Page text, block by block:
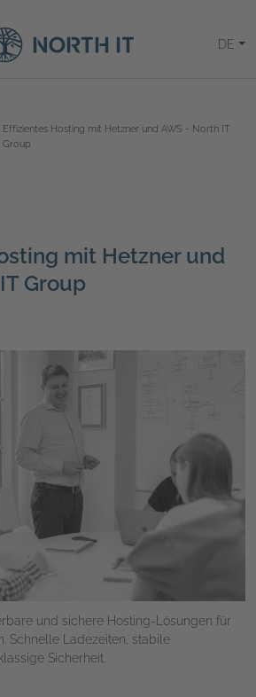
DE
Effizientes Hosting mit Hetzner und AWS - North IT
Group
mit Hetzner und
Group
und sichere Hosting-Lösungen für
Schnelle Ladezeiten, stabile
Sicherheit.